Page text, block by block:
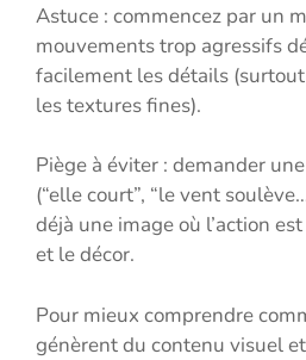
Astuce : commencez par un
mouvements trop agressifs
facilement les détails
les textures fines).
Piège à éviter : demander
(“elle court”, “le vent
déjà une image où l’action
et le décor.
Pour mieux comprendre
génèrent du contenu visuel